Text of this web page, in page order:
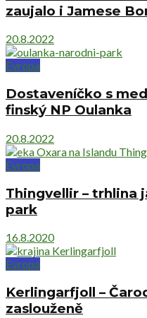
zaujalo i Jamese
20.8.2022
Evropa
Dostaveníčko s
finský NP Oulanka
20.8.2022
Evropa
Thingvellir – trhlina
park
16.8.2020
Evropa
Kerlingarfjoll –
zaslouženě